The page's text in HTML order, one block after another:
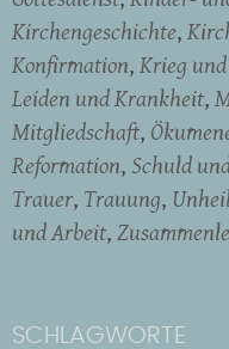
Kirchengeschichte
Konfirmation Krieg
Leiden und Krankheit
Mitgliedschaft
Reformation Schuld
Trauer Trauung
und Arbeit
SCHLAGWORTE